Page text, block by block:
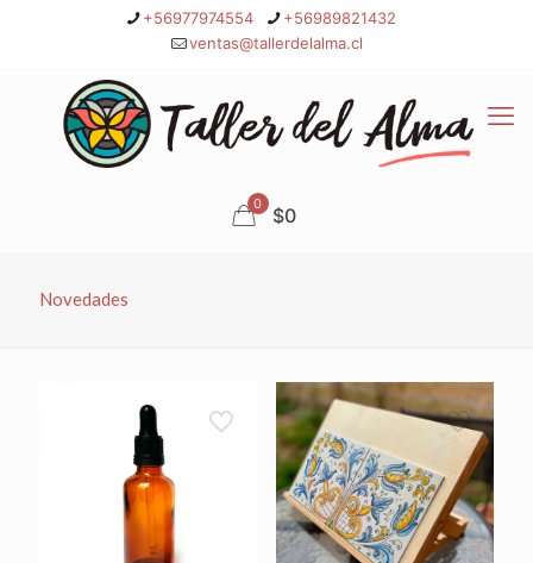
+56977974554
+56989821432
ventas@tallerdelalma.cl
0 $0
Novedades